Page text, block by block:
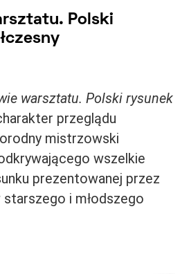
Polski
warsztatu. Polski rysunek
przeglądu
mistrzowski
wszelkie
prezentowanej przez
i młodszego